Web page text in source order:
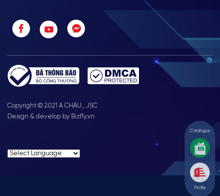
Copyright © 2021 A CHAU., JSC
Design & develop by Bizfly.vn
Catalogue
Profile